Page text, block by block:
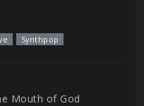
Synthpop
Mouth of God